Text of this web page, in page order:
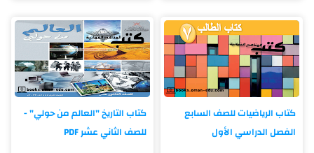
كتاب الرياضيات للصف السابع
الفصل الدراسي الأول
كتاب التاريخ "العالم من حولي" -
للصف الثاني عشر PDF